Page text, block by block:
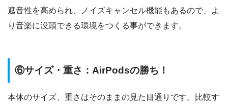
遮音性を高められ、ノイズキャンセル機能もあるので、よ
り音楽に没頭できる環境をつくる事ができます。
⑥サイズ・重さ：AirPodsの勝ち！
本体のサイズ、重さはそのままの見た目通りです。比較す